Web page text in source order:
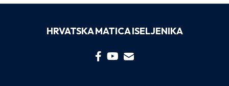
HRVATSKA MATICA ISELJENIKA